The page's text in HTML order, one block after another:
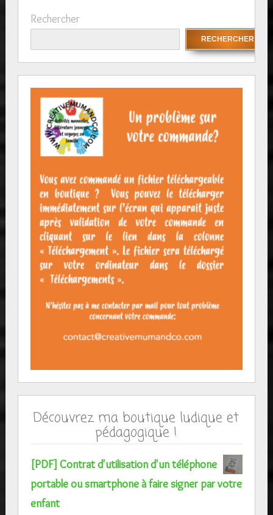
Rechercher
RECHERCHER
Découvrez ma boutique ludique et
pédagogique !
[PDF] Contrat d'utilisation d'un téléphone
portable ou smartphone à faire signer par votre
enfant